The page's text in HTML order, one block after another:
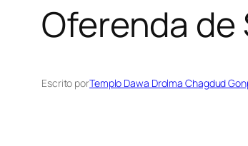
Oferenda de
Escrito porTemplo Dawa Drolma Chagdud